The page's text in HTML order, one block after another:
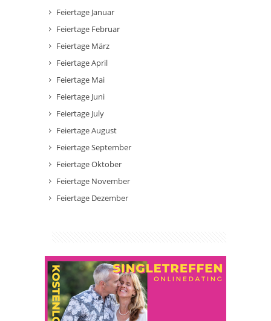
Feiertage Januar
Feiertage Februar
Feiertage März
Feiertage April
Feiertage Mai
Feiertage Juni
Feiertage July
Feiertage August
Feiertage September
Feiertage Oktober
Feiertage November
Feiertage Dezember